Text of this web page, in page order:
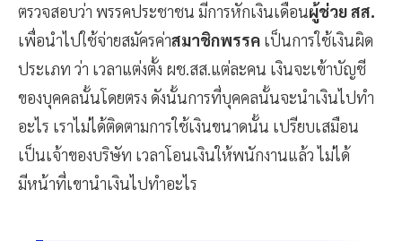
ตรวจสอบว่า พรรคประชาชน มีการหักเงินเดือนผู้ช่วย สส.
เพื่อนำไปใช้จ่ายสมัครค่าสมาชิกพรรค เป็นการใช้เงินผิด
ประเภท ว่า เวลาแต่งตั้ง ผช.สส.แต่ละคน เงินจะเข้าบัญชี
ของบุคคลนั้นโดยตรง ดังนั้นการที่บุคคลนั้นจะนำเงินไปทำ
อะไร เราไม่ได้ติดตามการใช้เงินขนาดนั้น เปรียบเสมือน
เป็นเจ้าของบริษัท เวลาโอนเงินให้พนักงานแล้ว ไม่ได้
มีหน้าที่เขานำเงินไปทำอะไร